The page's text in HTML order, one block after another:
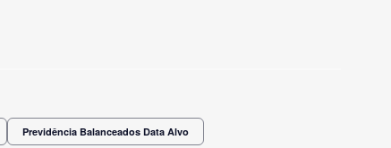
Previdência Balanceados Data Alvo